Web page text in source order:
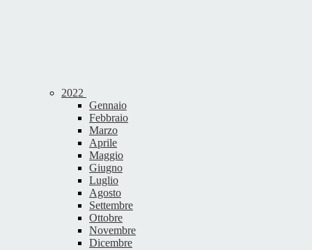
2022
Gennaio
Febbraio
Marzo
Aprile
Maggio
Giugno
Luglio
Agosto
Settembre
Ottobre
Novembre
Dicembre